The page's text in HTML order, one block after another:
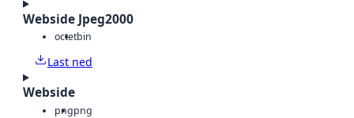
Webside Jpeg2000
octetbin
Last ned
Webside
pngpng